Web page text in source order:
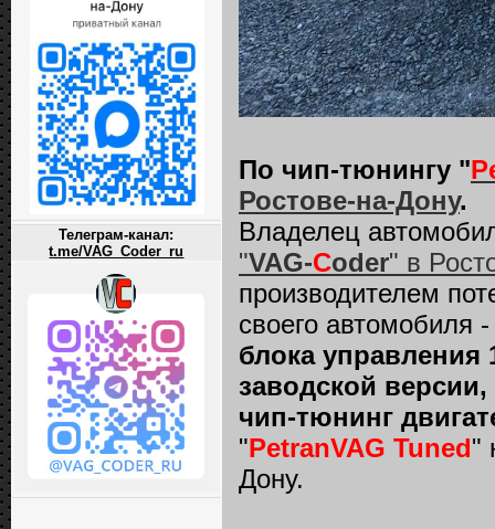
Телеграм-канал:
t.me/VAG_Coder_ru
По чип-тюнингу "
Ростове-на-Дону.
Владелец
"VAG-Coder" в
производителем
своего автомобиля
блока управления
заводской версии,
чип-тюнинг
"PetranVAG Tuned"
Дону.